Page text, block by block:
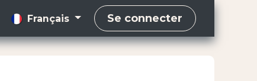
Français Se connecter